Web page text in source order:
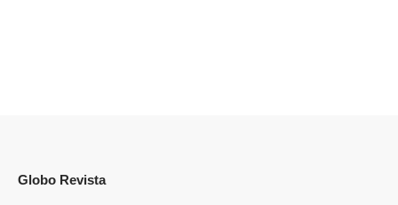
Globo Revista